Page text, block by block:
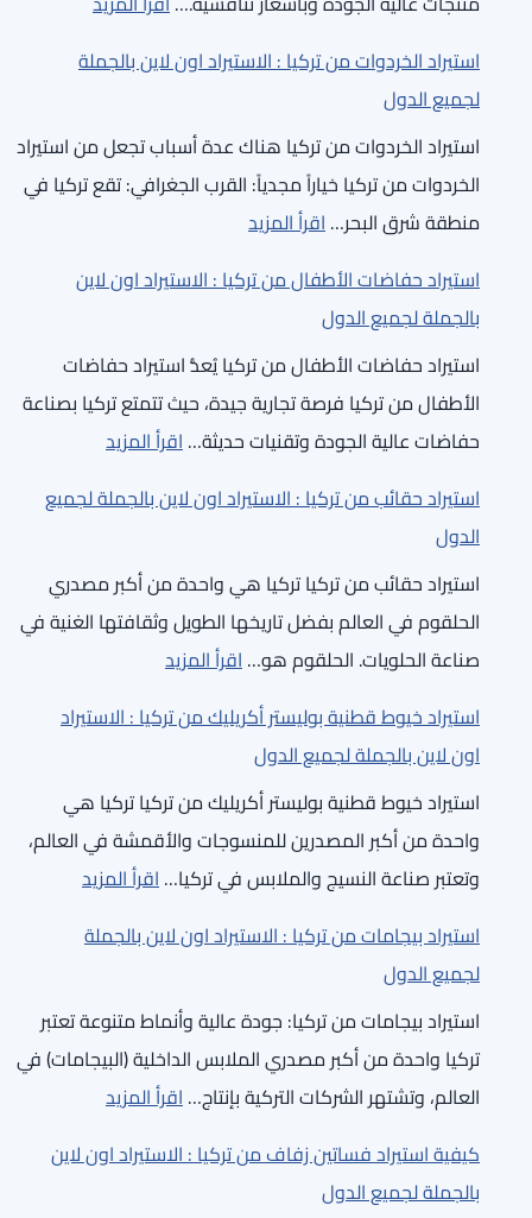
:
الاستيراد
بالجملة
لجميع
فساتين
من
تركيا
الاستيراد
بالجملة
لجميع
استيراد الخردوات من تركيا : الاستيراد اون لاين بالجملة
لجميع الدول
استيراد الخردوات من تركيا هناك عدة أسباب تجعل من استيراد
الخردوات من تركيا خياراً مجدياً: القرب الجغرافي: تقع تركيا في
منطقة شرق البحر…اقرأ المزيد
:
الخردوات
تركيا
:
الاستيراد
اون
لجميع
الدول
استيراد حفاضات الأطفال من تركيا : الاستيراد اون لاين
بالجملة لجميع الدول
استيراد حفاضات الأطفال من تركيا يُعدُّ استيراد حفاضات
الأطفال من تركيا فرصة تجارية جيدة، حيث تتمتع تركيا بصناعة
حفاضات عالية الجودة وتقنيات حديثة…اقرأ المزيد
:
حفاضات
من
تركيا
الاستيراد
بالجملة
لجميع
الدول
استيراد حقائب من تركيا : الاستيراد اون لاين بالجملة لجميع
الدول
استيراد حقائب من تركيا تركيا هي واحدة من أكبر مصدري
الحلقوم في العالم بفضل تاريخها الطويل وثقافتها الغنية في
صناعة الحلويات. الحلقوم هو…اقرأ المزيد
:
حقائب
تركيا
:
الاستيراد
اون
لجميع
الدول
استيراد خيوط قطنية بوليستر أكريليك من تركيا : الاستيراد
اون لاين بالجملة لجميع الدول
استيراد خيوط قطنية بوليستر أكريليك من تركيا تركيا هي
واحدة من أكبر المصدرين للمنسوجات والأقمشة في العالم،
وتعتبر صناعة النسيج والملابس في تركيا…اقرأ المزيد
:
بوليستر
أكريليك
تركيا
استيراد بيجامات من تركيا : الاستيراد اون لاين بالجملة
لجميع الدول
استيراد بيجامات من تركيا: جودة عالية وأنماط متنوعة تعتبر
تركيا واحدة من أكبر مصدري الملابس الداخلية (البيجامات) في
العالم، وتشتهر الشركات التركية بإنتاج…اقرأ المزيد
:
بيجامات
كيفية استيراد فساتين زفاف من تركيا : الاستيراد اون لاين
بالجملة لجميع الدول